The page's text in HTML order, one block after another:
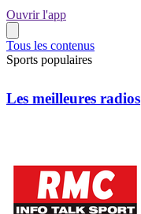
Ouvrir l'app
Tous les contenus
Sports populaires
Les meilleures radios